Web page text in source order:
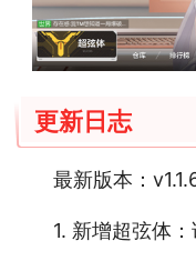
更新日志
最新版本：
1. 新增超弦体